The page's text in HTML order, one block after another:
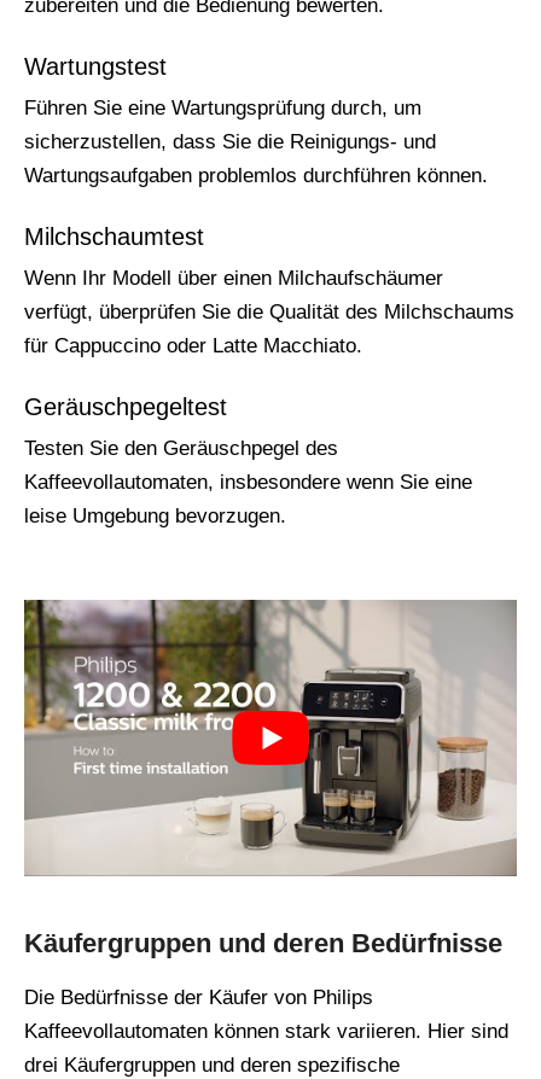
zubereiten und die Bedienung bewerten.
Wartungstest
Führen Sie eine Wartungsprüfung durch, um
sicherzustellen, dass Sie die Reinigungs- und
Wartungsaufgaben problemlos durchführen können.
Milchschaumtest
Wenn Ihr Modell über einen Milchaufschäumer
verfügt, überprüfen Sie die Qualität des Milchschaums
für Cappuccino oder Latte Macchiato.
Geräuschpegeltest
Testen Sie den Geräuschpegel des
Kaffeevollautomaten, insbesondere wenn Sie eine
leise Umgebung bevorzugen.
Käufergruppen und deren Bedürfnisse
Die Bedürfnisse der Käufer von Philips
Kaffeevollautomaten können stark variieren. Hier sind
drei Käufergruppen und deren spezifische